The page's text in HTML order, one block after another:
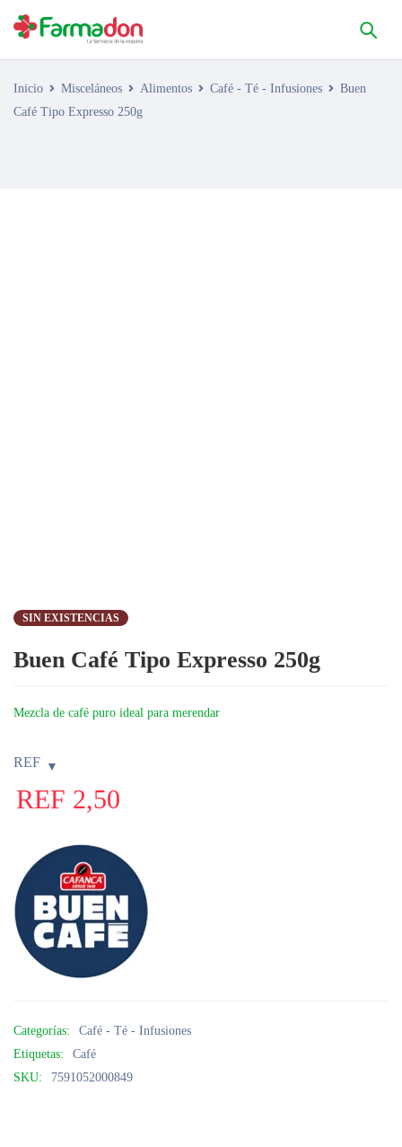
Inicio Misceláneos Alimentos Café - Té - Infusiones
Buen
Café Tipo Expresso 250g
SIN EXISTENCIAS
Buen Café Tipo Expresso 250g
Mezcla de café puro ideal para merendar
REF
REF 2,50
Categorías:
Café - Té - Infusiones
Etiquetas:
Café
SKU:
7591052000849